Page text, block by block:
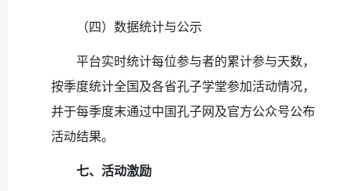
（四）数据统计与公示
平台实时统计每位参与者的累计参与天数，
按季度统计全国及各省孔子学堂参加活动情况，
并于每季度末通过中国孔子网及官方公众号公布
活动结果。
七、活动激励